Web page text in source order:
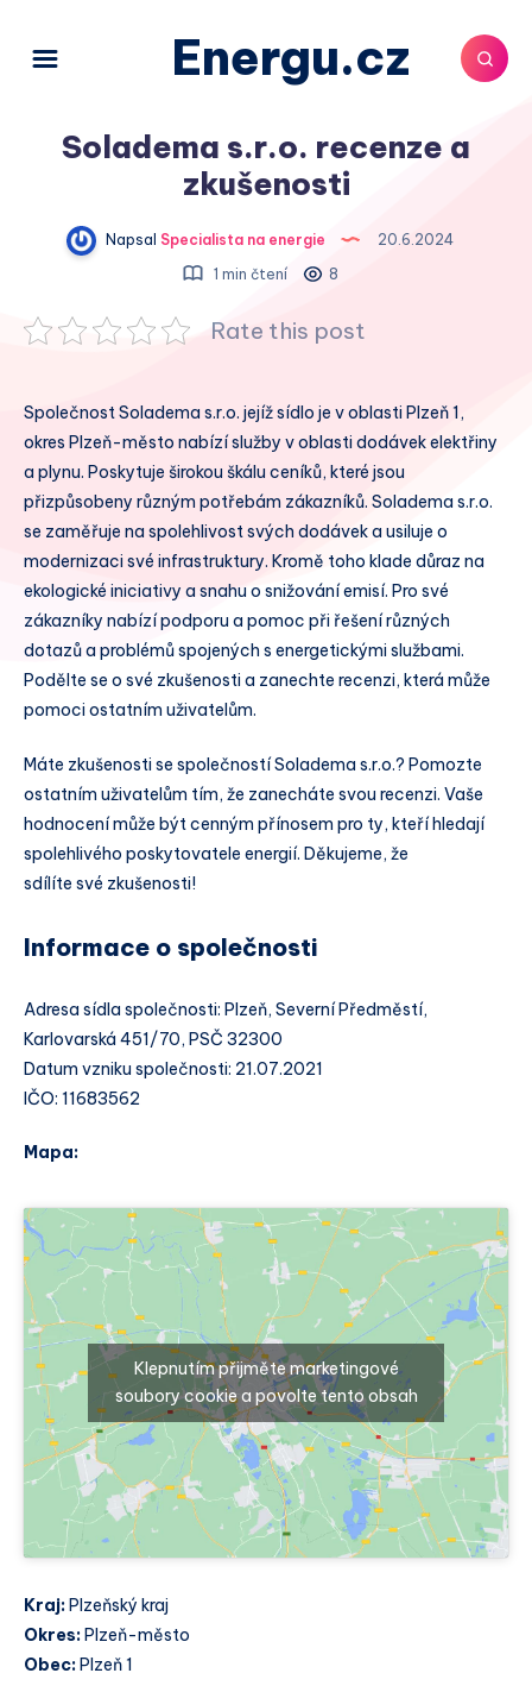
Energu.cz
Soladema s.r.o. recenze a
zkušenosti
Napsal Specialista na energie
20.6.2024
1 min čtení
8
Rate this post
Společnost Soladema s.r.o. jejíž sídlo je v oblasti Plzeň 1,
okres Plzeň-město nabízí služby v oblasti dodávek elektřiny
a plynu. Poskytuje širokou škálu ceníků, které jsou
přizpůsobeny různým potřebám zákazníků. Soladema s.r.o.
se zaměřuje na spolehlivost svých dodávek a usiluje o
modernizaci své infrastruktury. Kromě toho klade důraz na
ekologické iniciativy a snahu o snižování emisí. Pro své
zákazníky nabízí podporu a pomoc při řešení různých
dotazů a problémů spojených s energetickými službami.
Podělte se o své zkušenosti a zanechte recenzi, která může
pomoci ostatním uživatelům.
Máte zkušenosti se společností Soladema s.r.o.? Pomozte
ostatním uživatelům tím, že zanecháte svou recenzi. Vaše
hodnocení může být cenným přínosem pro ty, kteří hledají
spolehlivého poskytovatele energií. Děkujeme, že
sdílíte své zkušenosti!
Informace o společnosti
Adresa sídla společnosti: Plzeň, Severní Předměstí,
Karlovarská 451/70, PSČ 32300
Datum vzniku společnosti: 21.07.2021
IČO: 11683562
Mapa:
Klepnutím přijměte marketingové
soubory cookie a povolte tento obsah
Kraj: Plzeňský kraj
Okres: Plzeň-město
Obec: Plzeň 1